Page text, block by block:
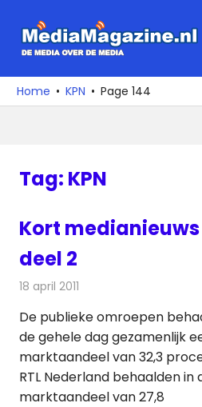
naar
media
over
Home KPN Page 144
Tag: KPN
Kort medianieuws
deel 2
18 april 2011
De publieke omroepen
de gehele dag gezamenlijk
marktaandeel van 32,3
RTL Nederland behaalden in
marktaandeel van 27,8